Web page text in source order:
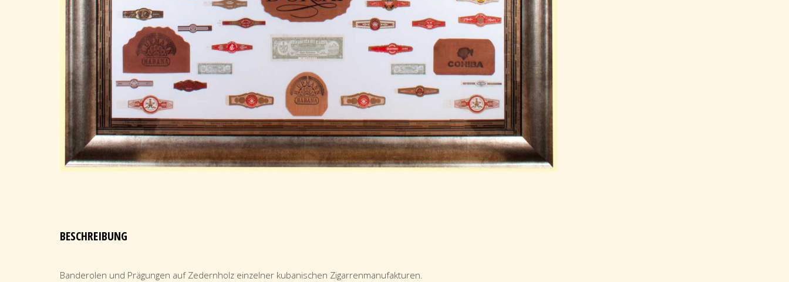
BESCHREIBUNG
Banderolen und Prägungen auf Zedernholz einzelner kubanischen Zigarrenmanufakturen.